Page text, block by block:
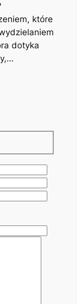
które
dotyka